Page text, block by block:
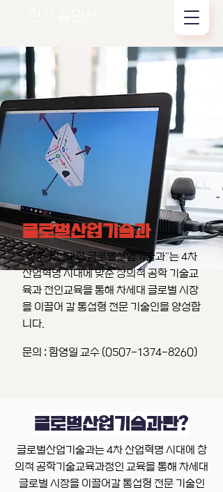
글로벌산업기술과
"전주기전대학 글로벌산업기술과"는 4차
산업혁명 시대에 맞춘 창의적 공학 기술교
육과 전인교육을 통해 차세대 글로벌 시장
을 이끌어 갈 통섭형 전문 기술인을 양성합
니다.
문의 : 함영일 교수 (0507-1374-8260)
글로벌산업기술과란?
글로벌산업기술과는 4차 산업혁명 시대에 창
의적 공학기술교육과정인 교육을 통해 차세대
글로벌 시장을 이끌어갈 통섭형 전문 기술인